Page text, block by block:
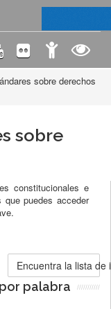
sobre derechos
sobre
constitucionales e
que puedes acceder
Encuentra la lista de
palabra